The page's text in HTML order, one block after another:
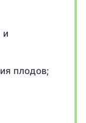
и
плодов;